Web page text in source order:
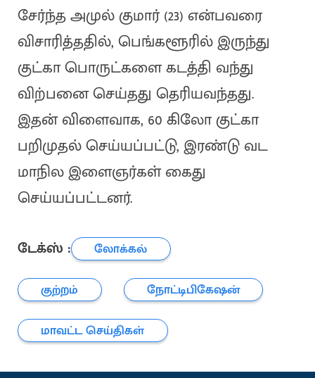
சேர்ந்த அமுல் குமார் (23) என்பவரை
விசாரித்ததில், பெங்களூரில் இருந்து
குட்கா பொருட்களை கடத்தி வந்து
விற்பனை செய்தது தெரியவந்தது.
இதன் விளைவாக, 60 கிலோ குட்கா
பறிமுதல் செய்யப்பட்டு, இரண்டு வட
மாநில இளைஞர்கள் கைது
செய்யப்பட்டனர்.
டேக்ஸ் :
லோக்கல்
குற்றம்
நோட்டிபிகேஷன்
மாவட்ட செய்திகள்